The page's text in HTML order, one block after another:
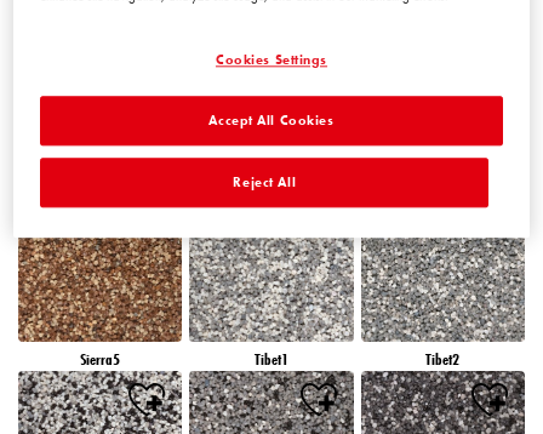
Sierra2 Sierra3 Sierra4
Sierra5 Tibet1 Tibet2
Cookies Settings
Reject All
Accept All Cookies